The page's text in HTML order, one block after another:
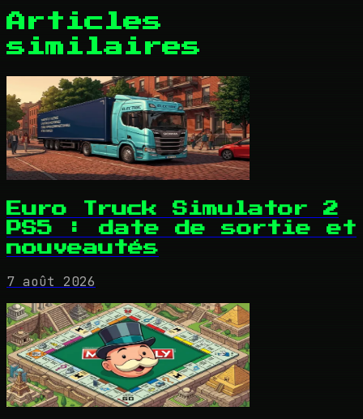
Articles
similaires
Euro Truck Simulator 2
PS5 : date de sortie et
nouveautés
7 août 2026